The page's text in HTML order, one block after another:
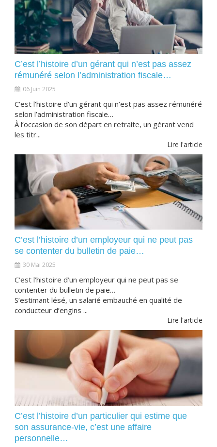
C’est l’histoire d’un gérant qui n’est pas assez
rémunéré selon l’administration fiscale…
06 Juin 2025
C’est l’histoire d’un gérant qui n’est pas assez rémunéré
selon l’administration fiscale…
À l’occasion de son départ en retraite, un gérant vend
les titr...
Lire l'article
C’est l’histoire d’un employeur qui ne peut pas
se contenter du bulletin de paie…
30 Mai 2025
C’est l’histoire d’un employeur qui ne peut pas se
contenter du bulletin de paie…
S’estimant lésé, un salarié embauché en qualité de
conducteur d’engins ...
Lire l'article
C’est l’histoire d’un particulier qui estime que
son assurance-vie, c’est une affaire
personnelle…